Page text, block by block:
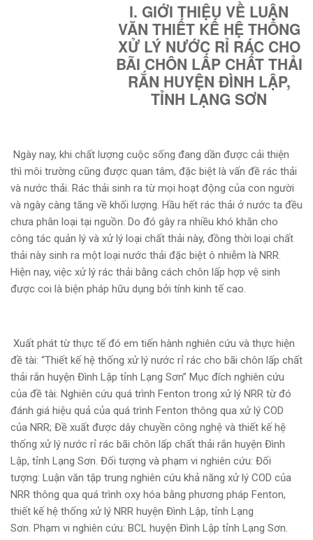
I. GIỚI THIỆU VỀ LUẬN
VĂN THIẾT KẾ HỆ THỐNG
XỬ LÝ NƯỚC RỈ RÁC CHO
BÃI CHÔN LẤP CHẤT THẢI
RẮN HUYỆN ĐÌNH LẬP,
TỈNH LẠNG SƠN
Ngày nay, khi chất lượng cuộc sống đang dần được cải thiện
thì môi trường cũng được quan tâm, đặc biệt là vấn đề rác thải
và nước thải. Rác thải sinh ra từ mọi hoạt động của con người
và ngày càng tăng về khối lượng. Hầu hết rác thải ở nước ta đều
chưa phân loại tại nguồn. Do đó gây ra nhiều khó khăn cho
công tác quản lý và xử lý loại chất thải này, đồng thời loại chất
thải này sinh ra một loại nước thải đặc biệt ô nhiễm là NRR.
Hiện nay, việc xử lý rác thải bằng cách chôn lấp hợp vệ sinh
được coi là biện pháp hữu dụng bởi tính kinh tế cao.
Xuất phát từ thực tế đó em tiến hành nghiên cứu và thực hiện
đề tài: “Thiết kế hệ thống xử lý nước rỉ rác cho bãi chôn lấp chất
thải rắn huyện Đình Lập tỉnh Lạng Sơn” Mục đích nghiên cứu
của đề tài: Nghiên cứu quá trình Fenton trong xử lý NRR từ đó
đánh giá hiệu quả của quá trình Fenton thông qua xử lý COD
của NRR; Đề xuất được dây chuyền công nghệ và thiết kế hệ
thống xử lý nước rỉ rác bãi chôn lấp chất thải rắn huyện Đình
Lập, tỉnh Lạng Sơn. Đối tượng và phạm vi nghiên cứu: Đối
tượng: Luận văn tập trung nghiên cứu khả năng xử lý COD của
NRR thông qua quá trình oxy hóa bằng phương pháp Fenton,
thiết kế hệ thống xử lý NRR huyện Đình Lập, tỉnh Lạng
Sơn. Phạm vi nghiên cứu: BCL huyện Đình Lập tỉnh Lạng Sơn.